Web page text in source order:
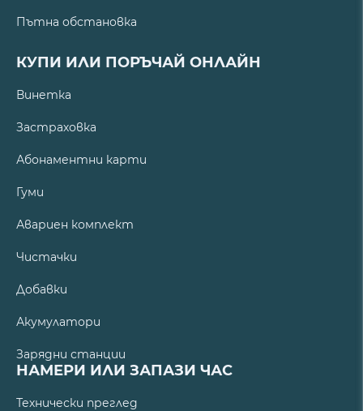
Пътна обстановка
КУПИ ИЛИ ПОРЪЧАЙ ОНЛАЙН
Винетка
Застраховка
Абонаментни карти
Гуми
Авариен комплект
Чистачки
Добавки
Акумулатори
Зарядни станции
НАМЕРИ ИЛИ ЗАПАЗИ ЧАС
Технически преглед